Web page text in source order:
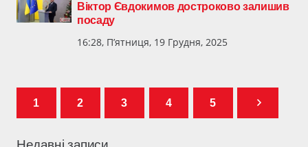
Віктор Євдокимов достроково залишив
посаду
16:28, П’ятниця, 19 Грудня, 2025
1 2 3 4 5